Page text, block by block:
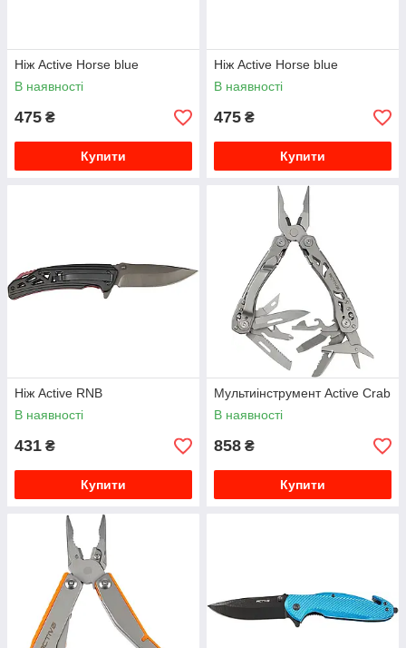
Ніж Active Horse blue
В наявності
475 ₴
Купити
Ніж Active Horse blue
В наявності
475 ₴
Купити
Ніж Active RNB
В наявності
431 ₴
Купити
Мультиінструмент Active Crab
В наявності
858 ₴
Купити